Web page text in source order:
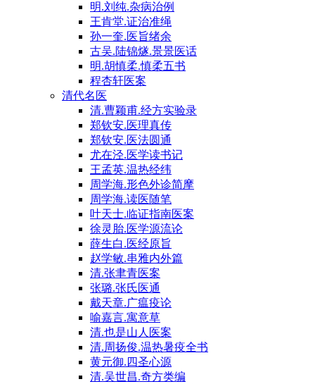
明.刘纯.杂病治例
王肯堂.证治准绳
孙一奎.医旨绪余
古吴.陆锦燧.景景医话
明.胡慎柔.慎柔五书
程杏轩医案
清代名医
清.曹颖甫.经方实验录
郑钦安.医理真传
郑钦安.医法圆通
尤在泾.医学读书记
王孟英.温热经纬
周学海.形色外诊简摩
周学海.读医随笔
叶天士.临证指南医案
徐灵胎.医学源流论
薛生白.医经原旨
赵学敏.串雅内外篇
清.张聿青医案
张璐.张氏医通
戴天章.广瘟疫论
喻嘉言.寓意草
清.也是山人医案
清.周扬俊.温热暑疫全书
黄元御.四圣心源
清.吴世昌.奇方类编